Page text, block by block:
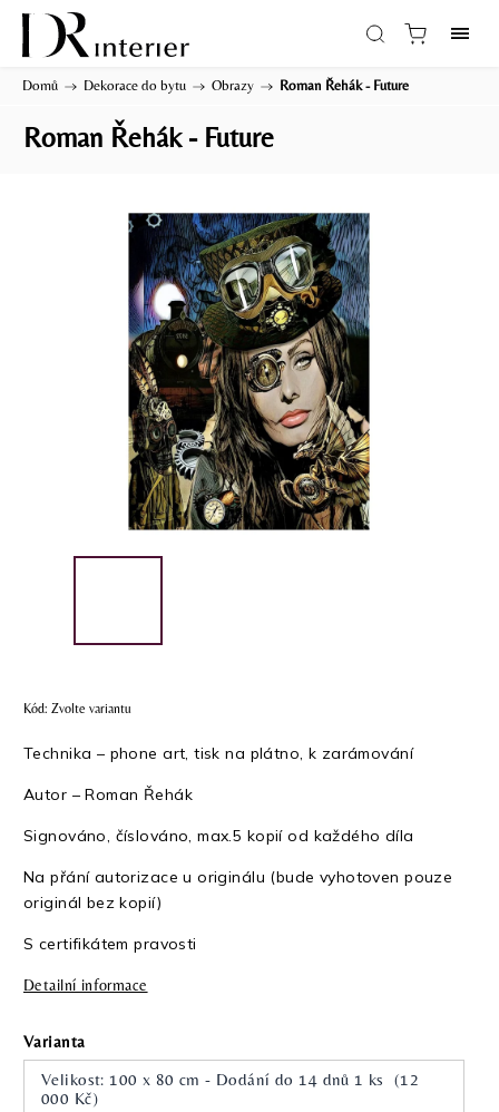
Domů / Dekorace do bytu / Obrazy / Roman Řehák - Future
Roman Řehák - Future
Kód: Zvolte variantu
Technika – phone art, tisk na plátno, k zarámování
Autor – Roman Řehák
Signováno, číslováno, max.5 kopií od každého díla
Na přání autorizace u originálu (bude vyhotoven pouze
originál bez kopií)
S certifikátem pravosti
Detailní informace
Varianta
Velikost: 100 x 80 cm - Dodání do 14 dnů 1 ks (12
000 Kč)